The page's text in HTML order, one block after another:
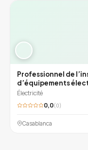
Professionnel de
d’équipements
Électricité
0,0(0)
Casablanca